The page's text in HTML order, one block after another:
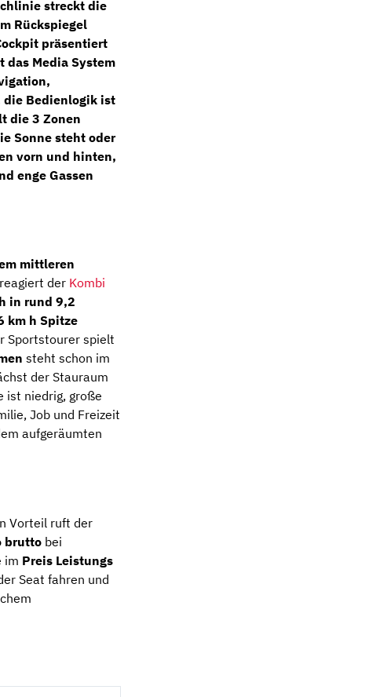
streckt die
Rückspiegel
präsentiert
das Media System
Bedienlogik ist
die 3 Zonen
Sonne steht oder
vorn und hinten,
enge Gassen
mittleren
reagiert der Kombi
in rund 9,2
km h Spitze
Sportstourer spielt
steht schon im
der Stauraum
ist niedrig, große
Job und Freizeit
aufgeräumten
Vorteil ruft der
brutto bei
im Preis Leistungs
Seat fahren und